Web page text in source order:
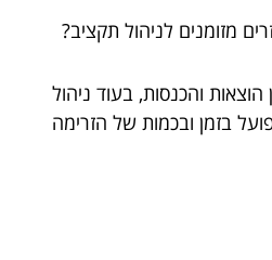
מזומנים לניהול תקציב?
והכנסות, בעוד ניהול
בזמן ובכמות של הזרימה